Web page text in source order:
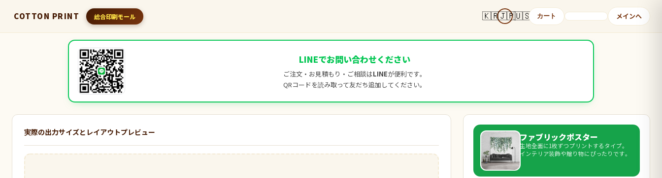
COTTON PRINT 総合印刷モール 🇰🇷🇯🇵🇺🇸 カート メインへ
LINEでお問い合わせください
ご注文・お見積もり・ご相談はLINEが便利です。
QRコードを読み取って友だち追加してください。
実際の出力サイズとレイアウトプレビュー ファブリックポスター
生地全面に1枚ずつプリントするタイプ。
インテリア装飾や贈り物にぴったりです。